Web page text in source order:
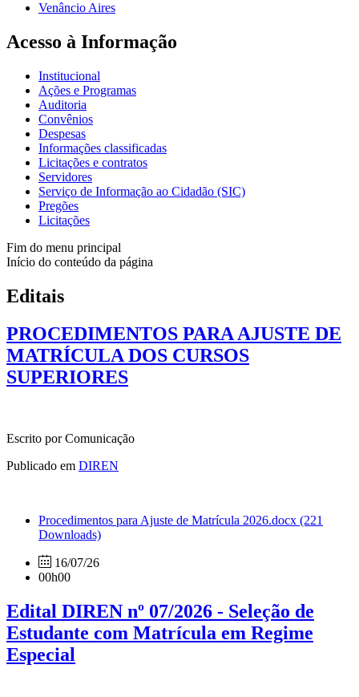
Venâncio Aires
Acesso à Informação
Institucional
Ações e Programas
Auditoria
Convênios
Despesas
Informações classificadas
Licitações e contratos
Servidores
Serviço de Informação ao Cidadão (SIC)
Pregões
Licitações
Fim do menu principal
Início do conteúdo da página
Editais
PROCEDIMENTOS PARA AJUSTE DE
MATRÍCULA DOS CURSOS
SUPERIORES
Escrito por Comunicação
Publicado em DIREN
Procedimentos para Ajuste de Matrícula 2026.docx (221
Downloads)
16/07/26
00h00
Edital DIREN nº 07/2026 - Seleção de
Estudante com Matrícula em Regime
Especial